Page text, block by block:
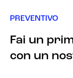
PREVENTIVO
Fai un
con un